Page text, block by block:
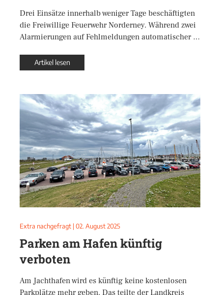
Drei Einsätze innerhalb weniger Tage beschäftigten
die Freiwillige Feuerwehr Norderney. Während zwei
Alarmierungen auf Fehlmeldungen automatischer …
Artikel lesen
Extra nachgefragt | 02. August 2025
Parken am Hafen künftig
verboten
Am Jachthafen wird es künftig keine kostenlosen
Parkplätze mehr geben. Das teilte der Landkreis